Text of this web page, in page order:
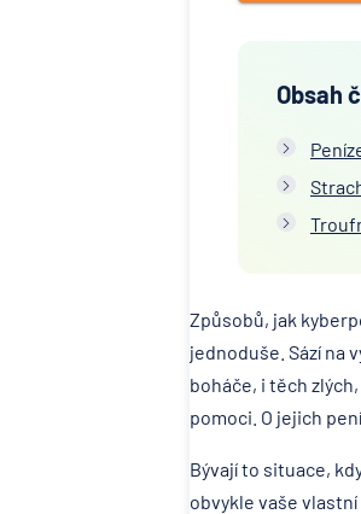
Obsah
Způsobů, jak
jednoduše. Sází na
boháče, i těch
pomoci. O jejich
Bývají to situace,
obvykle vaše